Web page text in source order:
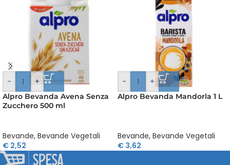
- +
Alpro Bevanda Avena Senza
Zucchero 500 ml
Bevande, Bevande Vegetali
€ 2,52
- +
Alpro Bevanda Mandorla 1 L
Bevande, Bevande Vegetali
€ 3,62